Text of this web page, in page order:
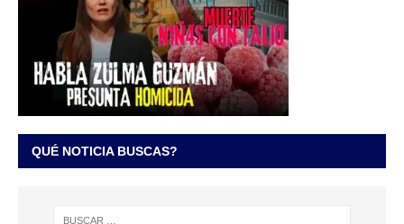
QUÉ NOTICIA BUSCAS?